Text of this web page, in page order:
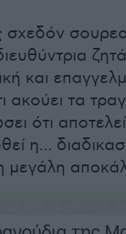
και
ακούει τα
ότι
η…
μεγάλη